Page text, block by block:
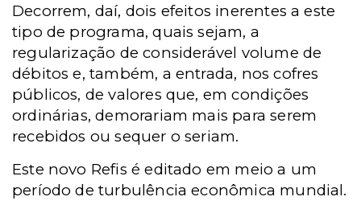
Decorrem, daí, dois efeitos inerentes a este
tipo de programa, quais sejam, a
regularização de considerável volume de
débitos e, também, a entrada, nos cofres
públicos, de valores que, em condições
ordinárias, demorariam mais para serem
recebidos ou sequer o seriam.
Este novo Refis é editado em meio a um
período de turbulência econômica mundial.